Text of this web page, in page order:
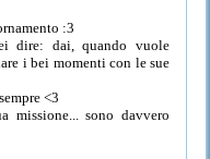
:3
dire: dai, quando vuole
i bei momenti con le sue
<3
missione... sono davvero